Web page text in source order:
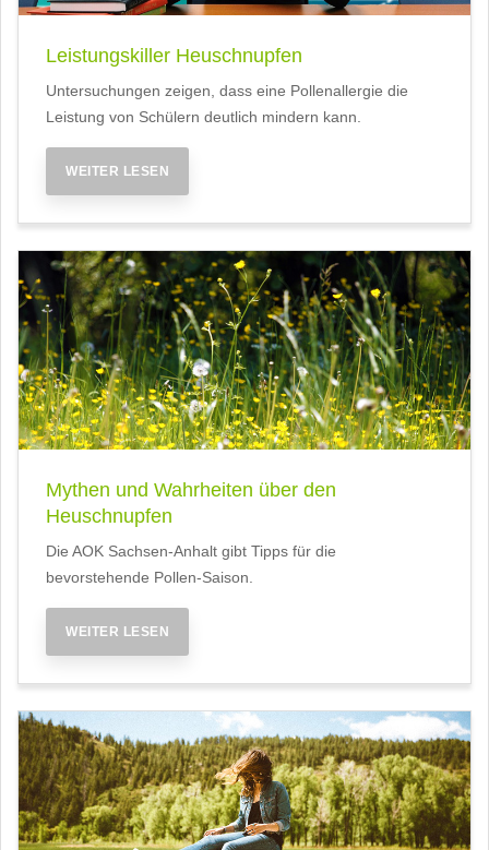
Leistungskiller Heuschnupfen
Untersuchungen zeigen, dass eine Pollenallergie die
Leistung von Schülern deutlich mindern kann.
WEITER LESEN
Mythen und Wahrheiten über den
Heuschnupfen
Die AOK Sachsen-Anhalt gibt Tipps für die
bevorstehende Pollen-Saison.
WEITER LESEN